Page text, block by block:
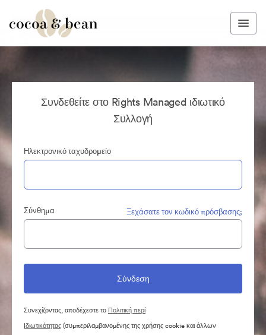
Συνδεθείτε στο Rights Managed ιδιωτικό
Συλλογή
Ηλεκτρονικό ταχυδρομείο
Σύνθημα Ξεχάσατε τον κωδικό πρόσβασης;
Συνεχίζοντας, αποδέχεστε το Πολιτική περί
Ιδιωτικότητας(συμπεριλαμβανομένης της χρήσης cookie και άλλων